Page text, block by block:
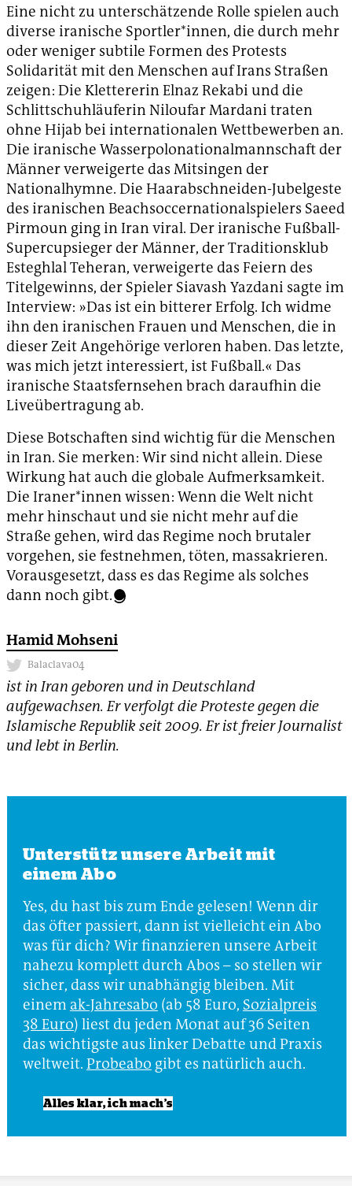
Eine nicht zu unterschätzende Rolle spielen auch
diverse iranische Sportler*innen, die durch mehr
oder weniger subtile Formen des Protests
Solidarität mit den Menschen auf Irans Straßen
zeigen: Die Klettererin Elnaz Rekabi und die
Schlittschuhläuferin Niloufar Mardani traten
ohne Hijab bei internationalen Wettbewerben an.
Die iranische Wasserpolonationalmannschaft der
Männer verweigerte das Mitsingen der
Nationalhymne. Die Haarabschneiden-Jubelgeste
des iranischen Beachsoccernationalspielers Saeed
Pirmoun ging in Iran viral. Der iranische Fußball-
Supercupsieger der Männer, der Traditionsklub
Esteghlal Teheran, verweigerte das Feiern des
Titelgewinns, der Spieler Siavash Yazdani sagte im
Interview: »Das ist ein bitterer Erfolg. Ich widme
ihn den iranischen Frauen und Menschen, die in
dieser Zeit Angehörige verloren haben. Das letzte,
was mich jetzt interessiert, ist Fußball.« Das
iranische Staatsfernsehen brach daraufhin die
Liveübertragung ab.
Diese Botschaften sind wichtig für die Menschen
in Iran. Sie merken: Wir sind nicht allein. Diese
Wirkung hat auch die globale Aufmerksamkeit.
Die Iraner*innen wissen: Wenn die Welt nicht
mehr hinschaut und sie nicht mehr auf die
Straße gehen, wird das Regime noch brutaler
vorgehen, sie festnehmen, töten, massakrieren.
Vorausgesetzt, dass es das Regime als solches
dann noch gibt.
Hamid Mohseni
Balaclava04
ist in Iran geboren und in Deutschland
aufgewachsen. Er verfolgt die Proteste gegen die
Islamische Republik seit 2009. Er ist freier Journalist
und lebt in Berlin.
Unterstütz unsere Arbeit mit
einem Abo
Yes, du hast bis zum Ende gelesen! Wenn dir
das öfter passiert, dann ist vielleicht ein Abo
was für dich? Wir finanzieren unsere Arbeit
nahezu komplett durch Abos – so stellen wir
sicher, dass wir unabhängig bleiben. Mit
einemak-Jahresabo (ab 58 Euro, Sozialpreis
38 Euro) liest du jeden Monat auf 36 Seiten
das wichtigste aus linker Debatte und Praxis
weltweit. Probeabo gibt es natürlich auch.
Alles klar, ich mach’s